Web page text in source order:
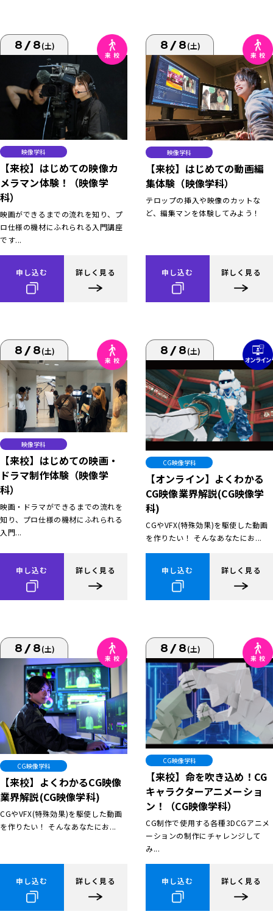
8/8(土)
映像学科
【来校】はじめての映像カ
メラマン体験！（映像学
科）
映画ができるまでの流れを知り、プ
ロ仕様の機材にふれられる入門講座
です...
申し込む 詳しく見る
8/8(土)
映像学科
【来校】はじめての動画編
集体験（映像学科）
テロップの挿入や映像のカットな
ど、編集マンを体験してみよう！
申し込む 詳しく見る
8/8(土)
映像学科
【来校】はじめての映画・
ドラマ制作体験（映像学
科）
映画・ドラマができるまでの流れを
知り、プロ仕様の機材にふれられる
入門...
申し込む 詳しく見る
8/8(土)
CG映像学科
【オンライン】よくわかる
CG映像業界解説(CG映像学
科)
CGやVFX(特殊効果)を駆使した動画
を作りたい！ そんなあなたにお...
申し込む 詳しく見る
8/8(土)
CG映像学科
【来校】よくわかるCG映像
業界解説(CG映像学科)
CGやVFX(特殊効果)を駆使した動画
を作りたい！ そんなあなたにお...
申し込む 詳しく見る
8/8(土)
CG映像学科
【来校】命を吹き込め！CG
キャラクターアニメーショ
ン！（CG映像学科）
CG制作で使用する各種3DCGアニメ
ーションの制作にチャレンジして
み...
申し込む 詳しく見る